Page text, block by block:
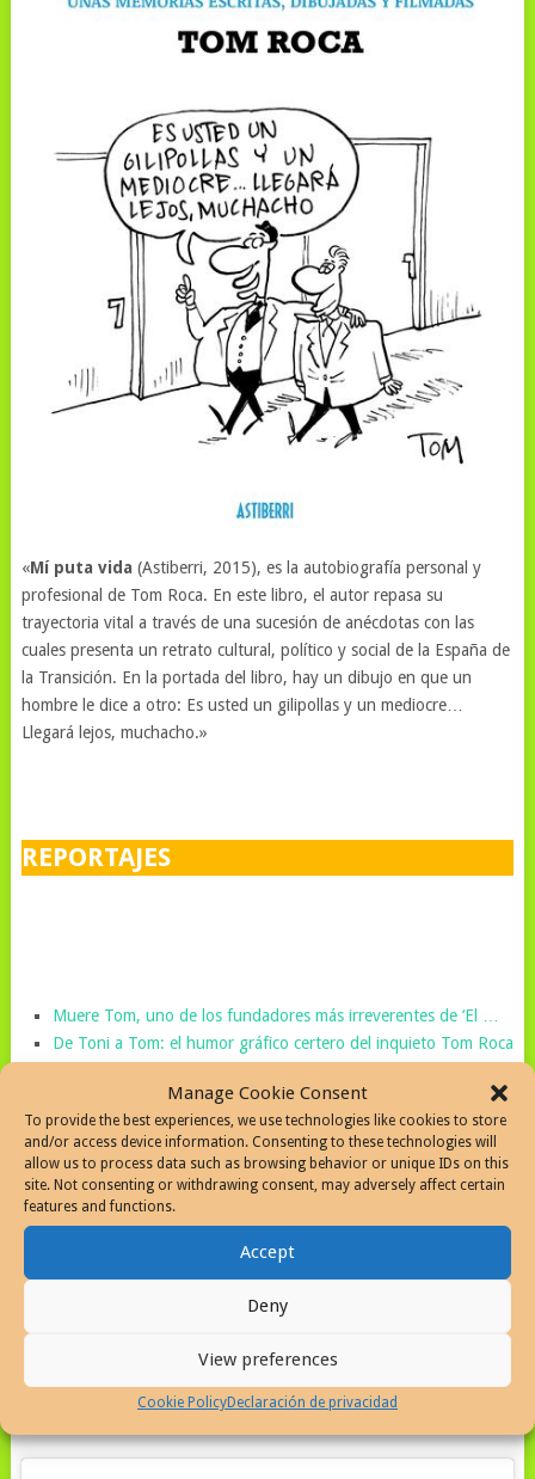
Manage Cookie Consent
To provide the best experiences, we use technologies like cookies to store
and/or access device information. Consenting to these technologies will
allow us to process data such as browsing behavior or unique IDs on this
site. Not consenting or withdrawing consent, may adversely affect certain
features and functions.
Accept
Deny
View preferences
Cookie PolicyDeclaración de privacidad
«Mí puta vida (Astiberri, 2015), es la autobiografía personal y
profesional de Tom Roca. En este libro, el autor repasa su
trayectoria vital a través de una sucesión de anécdotas con las
cuales presenta un retrato cultural, político y social de la España de
la Transición. En la portada del libro, hay un dibujo en que un
hombre le dice a otro: Es usted un gilipollas y un mediocre…
Llegará lejos, muchacho.»
REPORTAJES
Muere Tom, uno de los fundadores más irreverentes de ‘El …
De Toni a Tom: el humor gráfico certero del inquieto Tom Roca
Muere el humorista gráfico e impulsor de ‘El Jueves’ Tom Roca
Muere Tom Roca, uno de los fundadores de ‘El Jueves’
El mundo del humor de luto, Fallece Tom Roca – Elegí mal día
El instituto Quevedo de las artes del humor
publicó un post en la red twitter para
homenajear al fallecido artista